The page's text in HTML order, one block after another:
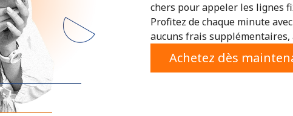
chers pour appeler les lignes
Profitez de chaque minute
aucuns frais
Achetez dès